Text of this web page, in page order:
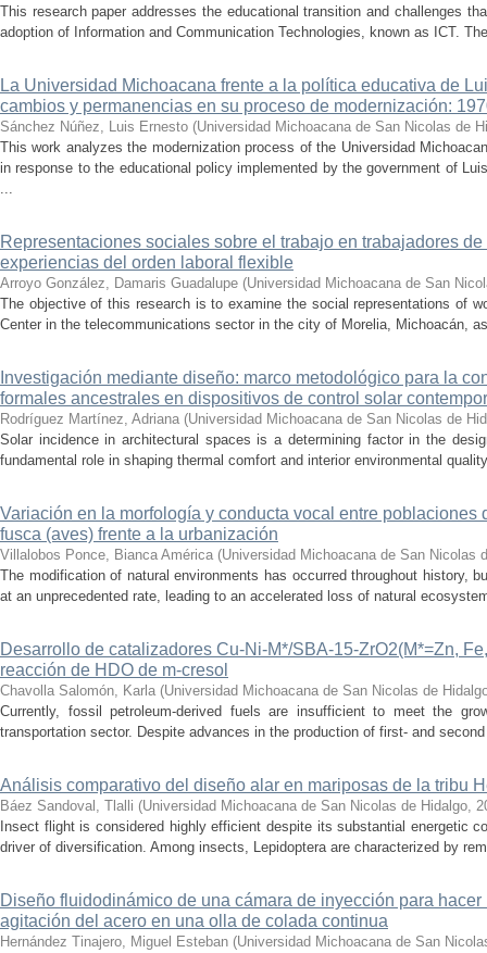
This research paper addresses the educational transition and challenges
adoption of Information and Communication Technologies, known as ICT.
La Universidad Michoacana frente a la política educativa de
cambios y permanencias en su proceso de modernización:
Sánchez Núñez, Luis Ernesto (Universidad Michoacana de San Nicolas de
This work analyzes the modernization process of the Universidad
in response to the educational policy implemented by the government of
...
Representaciones sociales sobre el trabajo en trabajadores
experiencias del orden laboral flexible
Arroyo González, Damaris Guadalupe (Universidad Michoacana de San
The objective of this research is to examine the social representations of
Center in the telecommunications sector in the city of Morelia, Michoacán,
Investigación mediante diseño: marco metodológico para la
formales ancestrales en dispositivos de control solar
Rodríguez Martínez, Adriana (Universidad Michoacana de San Nicolas de
Solar incidence in architectural spaces is a determining factor in the
fundamental role in shaping thermal comfort and interior environmental
Variación en la morfología y conducta vocal entre poblaciones
fusca (aves) frente a la urbanización
Villalobos Ponce, Bianca América (Universidad Michoacana de San Nicolas
The modification of natural environments has occurred throughout history,
at an unprecedented rate, leading to an accelerated loss of natural
Desarrollo de catalizadores Cu-Ni-M*/SBA-15-ZrO2(M*=Zn,
reacción de HDO de m-cresol
Chavolla Salomón, Karla (Universidad Michoacana de San Nicolas de
Currently, fossil petroleum-derived fuels are insufficient to meet the
transportation sector. Despite advances in the production of first- and
Análisis comparativo del diseño alar en mariposas de la tribu
Báez Sandoval, Tlalli (Universidad Michoacana de San Nicolas de Hidalgo,
Insect flight is considered highly efficient despite its substantial energetic
driver of diversification. Among insects, Lepidoptera are characterized by
Diseño fluidodinámico de una cámara de inyección para
agitación del acero en una olla de colada continua
Hernández Tinajero, Miguel Esteban (Universidad Michoacana de San